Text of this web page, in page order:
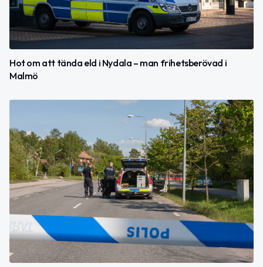
Hot om att tända eld i Nydala – man frihetsberövad i
Malmö